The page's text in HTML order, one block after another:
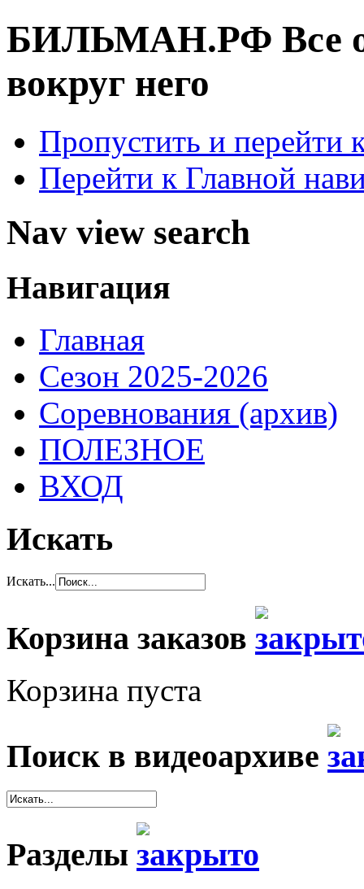
БИЛЬМАН.РФ Все
вокруг него
Пропустить и перейти
Перейти к Главной
Nav view search
Навигация
Главная
Сезон 2025-2026
Соревнования (архив)
ПОЛЕЗНОЕ
ВХОД
Искать
Искать...
Корзина заказов
Корзина пуста
Поиск в видеоархиве
Разделы